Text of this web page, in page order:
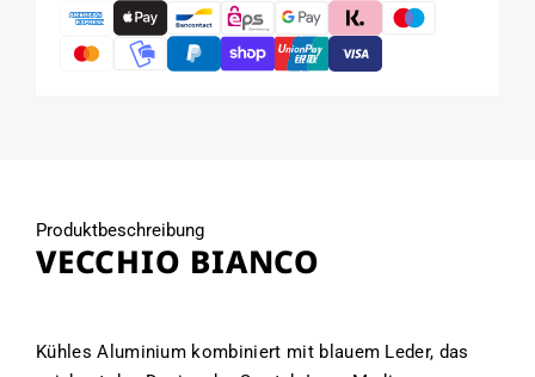
Produktbeschreibung
VECCHIO BIANCO
Kühles Aluminium kombiniert mit blauem Leder, das